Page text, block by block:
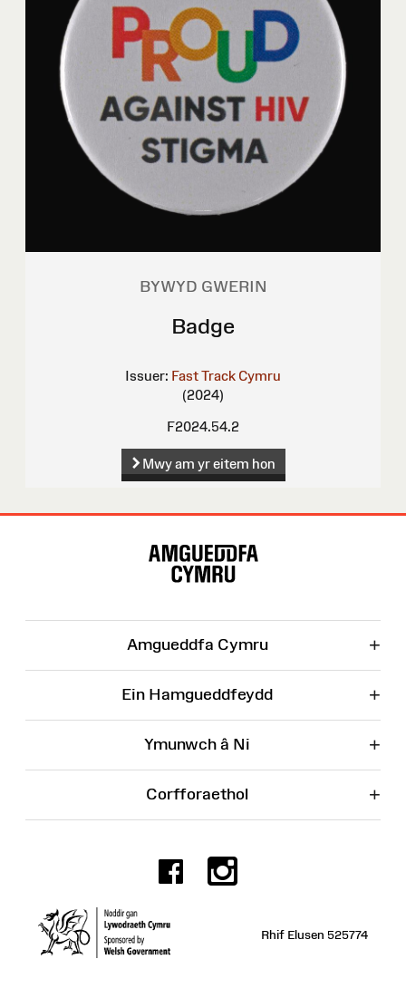
BYWYD GWERIN
Badge
Issuer: Fast Track Cymru
(2024)
F2024.54.2
Mwy am yr eitem hon
Amgueddfa Cymru +
Ein Hamgueddfeydd +
Ymunwch â Ni +
Corfforaethol +
Facebook
Rhif Elusen 525774